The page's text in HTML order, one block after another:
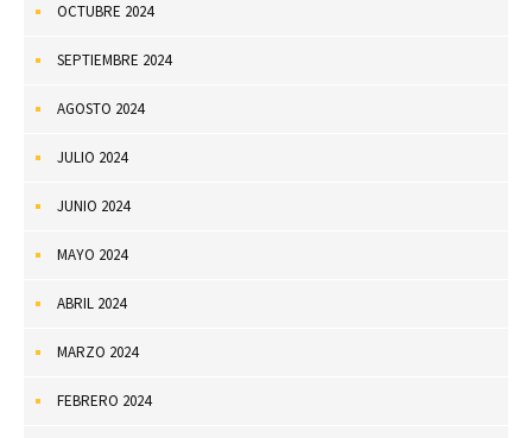
OCTUBRE 2024
SEPTIEMBRE 2024
AGOSTO 2024
JULIO 2024
JUNIO 2024
MAYO 2024
ABRIL 2024
MARZO 2024
FEBRERO 2024